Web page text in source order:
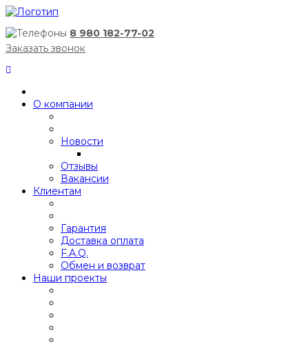
8 980 182-77-02
Заказать звонок
О компании
Новости
Отзывы
Вакансии
Клиентам
Гарантия
Доставка оплата
F.A.Q.
Обмен и возврат
Наши проекты